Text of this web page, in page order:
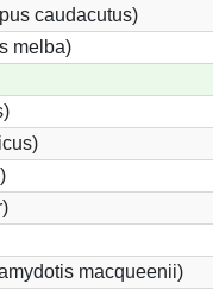
caudacutus)
melba)
macqueenii)